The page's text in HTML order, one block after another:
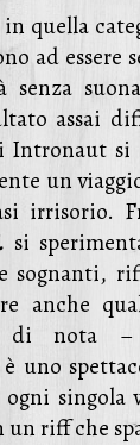
quella
ad essere
assai
si
un
irrisorio.
si
sognanti,
anche
di
è uno
singola
riff che